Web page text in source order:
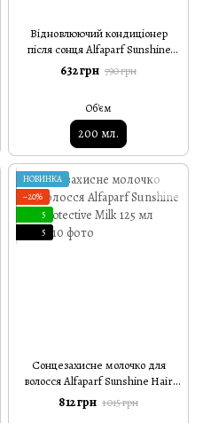
Відновлюючий кондиціонер
після сонця Alfaparf Sunshine
After-Sun Treatment 200 мл
632 грн 790 грн
Об'єм
200 мл.
НОВИНКА
−20%
5
5
Cонцезахисне молочко для
волосся Alfaparf Sunshine Hair
Protective Milk 125 мл
812 грн 1 015 грн